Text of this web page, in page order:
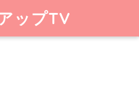
ップTV